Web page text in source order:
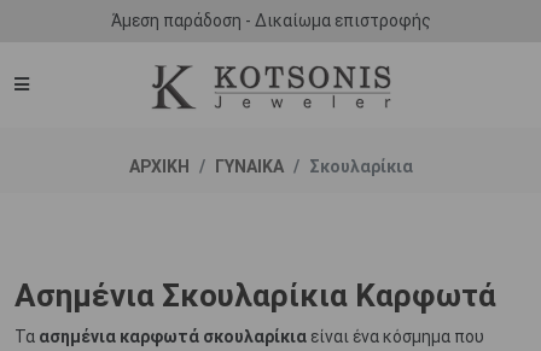
Άμεση παράδοση - Δικαίωμα επιστροφής
ΑΡΧΙΚΗ ΓΥΝΑΙΚΑ Σκουλαρίκια
Ασημένια Σκουλαρίκια Καρφωτά
Τα ασημένια καρφωτά σκουλαρίκια είναι ένα κόσμημα που